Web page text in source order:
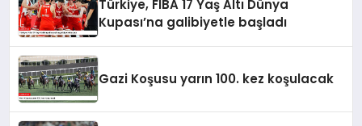
Türkiye, FIBA 17 Yaş Altı Dünya
Kupası’na galibiyetle başladı
Gazi Koşusu yarın 100. kez koşulacak